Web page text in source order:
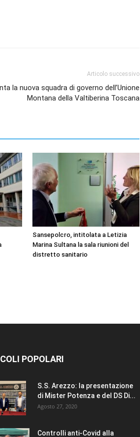
Articolo successivo
la nuova squadra di governo dell’Unione
Montana della Valtiberina Toscana
Sansepolcro, intitolata a Letizia
Marina Sultana la sala riunioni del
distretto sanitario
POPOLARI
S.S. Arezzo: la presentazione
di Mister Potenza e del DS Di...
Agosto 27, 2020
Controlli anti-Covid alla